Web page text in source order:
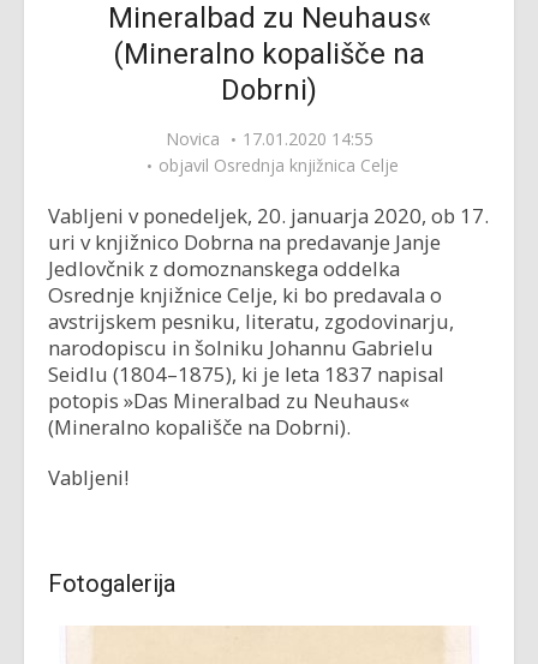
Mineralbad zu Neuhaus«
(Mineralno kopališče na
Dobrni)
Novica
17.01.2020 14:55
objavil Osrednja knjižnica Celje
Vabljeni v ponedeljek, 20. januarja 2020, ob 17.
uri v knjižnico Dobrna na predavanje Janje
Jedlovčnik z domoznanskega oddelka
Osrednje knjižnice Celje, ki bo predavala o
avstrijskem pesniku, literatu, zgodovinarju,
narodopiscu in šolniku Johannu Gabrielu
Seidlu (1804–1875), ki je leta 1837 napisal
potopis »Das Mineralbad zu Neuhaus«
(Mineralno kopališče na Dobrni).
Vabljeni!
Fotogalerija